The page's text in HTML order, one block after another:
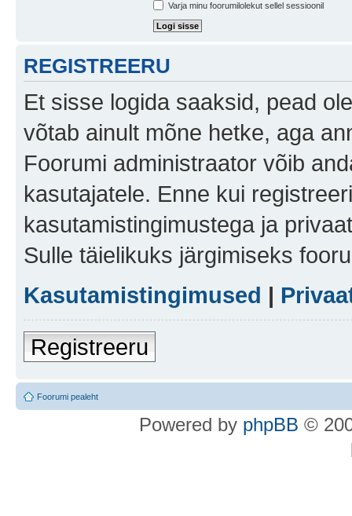
Varja minu foorumilolekut sellel sessioonil
REGISTREERU
Et sisse logida saaksid, pead
võtab ainult mõne hetke, aga
Foorumi administraator võib
kasutajatele. Enne kui
kasutamistingimustega ja
Sulle täielikuks järgimiseks
Kasutamistingimused |
Registreeru
Foorumi pealeht
Powered by phpBB ©